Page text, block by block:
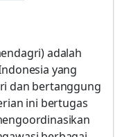
adalah
yang
dan bertanggung
ini bertugas